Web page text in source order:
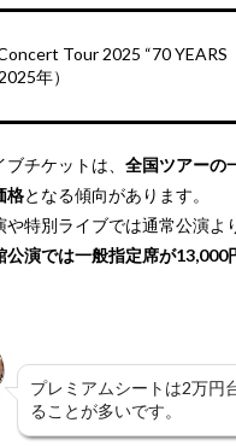
Tour 2025 “70 YEARS
年）
チケットは、 全国ツアーの
格となる傾向があります。
や特別ライブでは通常公演よ
公演では一般指定席が13,000
プレミアムシートは2万円
ることが多いです。